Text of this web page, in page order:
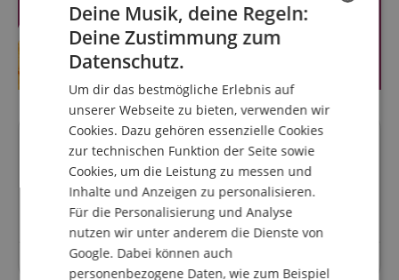
Fragen zum Artikel
Stelle eine Frage
Zu diesem Artikel wurden noch keine Fragen gestellt.
FRENCH
SPANISH
Deine Musik, deine Regeln:
Deine Zustimmung zum
Datenschutz.
Um dir das bestmögliche Erlebnis auf
unserer Webseite zu bieten, verwenden wir
Cookies. Dazu gehören essenzielle Cookies
zur technischen Funktion der Seite sowie
Cookies, um die Leistung zu messen und
Inhalte und Anzeigen zu personalisieren.
Für die Personalisierung und Analyse
nutzen wir unter anderem die Dienste von
Google. Dabei können auch
personenbezogene Daten, wie zum Beispiel